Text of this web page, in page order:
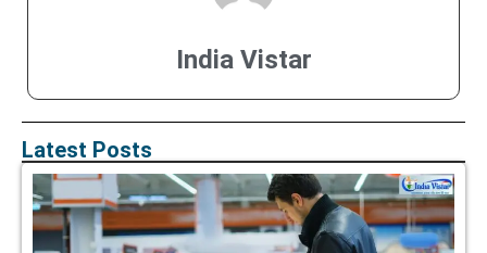
India Vistar
Latest Posts